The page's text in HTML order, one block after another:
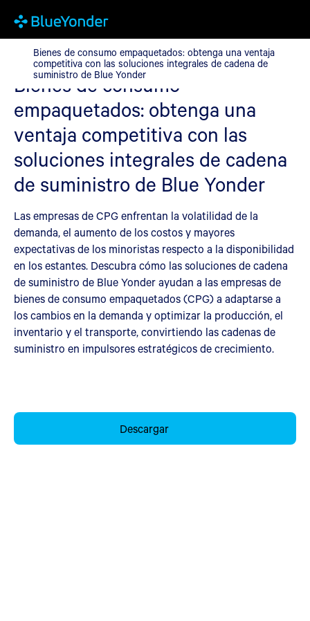
Bienes de consumo empaquetados: obtenga una ventaja
Bienes de consumo empaquetados: obtenga una ventaja
competitiva con las soluciones integrales de cadena de
suministro de Blue Yonder
Bienes de consumo
empaquetados: obtenga una
ventaja competitiva con las
soluciones integrales de cadena
de suministro de Blue Yonder
Las empresas de CPG enfrentan la volatilidad de la
demanda, el aumento de los costos y mayores
expectativas de los minoristas respecto a la disponibilidad
en los estantes. Descubra cómo las soluciones de cadena
de suministro de Blue Yonder ayudan a las empresas de
bienes de consumo empaquetados (CPG) a adaptarse a
los cambios en la demanda y optimizar la producción, el
inventario y el transporte, convirtiendo las cadenas de
suministro en impulsores estratégicos de crecimiento.
Descargar